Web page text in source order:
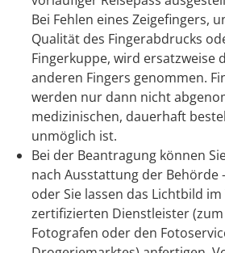
Bei Fehlen eines Zeigefingers,
Qualität des Fingerabdrucks
Fingerkuppe, wird ersatzweise
anderen Fingers genommen.
werden nur dann nicht
medizinischen, dauerhaft
unmöglich ist.
Bei der Beantragung können
nach Ausstattung der Behörde
oder Sie lassen das Lichtbild
zertifizierten Dienstleister (zum
Fotografen oder den